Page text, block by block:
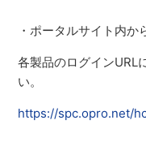
・ポータルサイト内
各製品のログインURL
い。
https://spc.opro.net/